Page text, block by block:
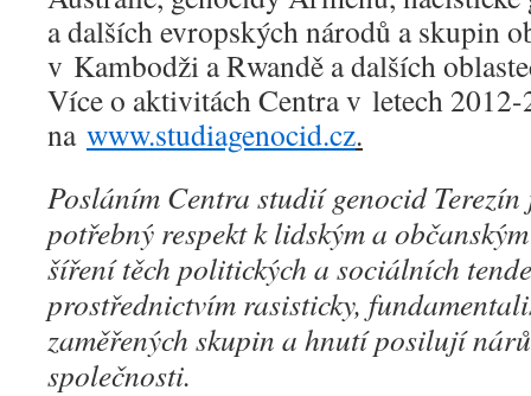
a dalších evropských národů a skupin
v Kambodži a Rwandě a dalších
Více o aktivitách Centra v letech 2012-
na www.studiagenocid.cz.
Posláním Centra studií genocid
potřebný respekt k lidským a
šíření těch politických a sociálních
prostřednictvím rasisticky,
zaměřených skupin a hnutí posilují
společnosti.